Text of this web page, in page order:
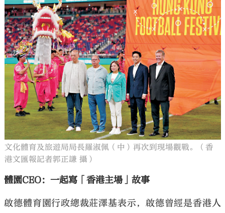
文化體育及旅遊局局長羅淑佩（中）再次到現場觀戰。（香
港文匯報記者郭正謙 攝）
體園CEO：一起寫「香港主場」故事
啟德體育園行政總裁莊澤基表示，啟德曾經是香港人